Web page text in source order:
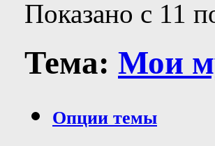
Показано с 11
Тема: Мои
Опции темы